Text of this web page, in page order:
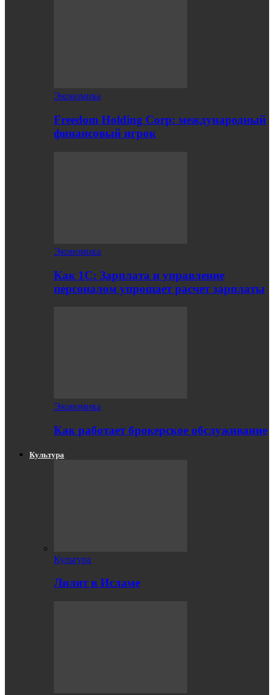
Экономика
Freedom Holding Corp: международный
финансовый игрок
Экономика
Как 1С: Зарплата и управление
персоналом упрощает расчет зарплаты
Экономика
Как работает брокерское обслуживание
Культура
Культура
Лилит в Исламе